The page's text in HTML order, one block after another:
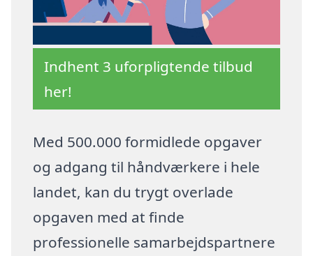
Indhent 3 uforpligtende tilbud
her!
Med 500.000 formidlede opgaver
og adgang til håndværkere i hele
landet, kan du trygt overlade
opgaven med at finde
professionelle samarbejdspartnere